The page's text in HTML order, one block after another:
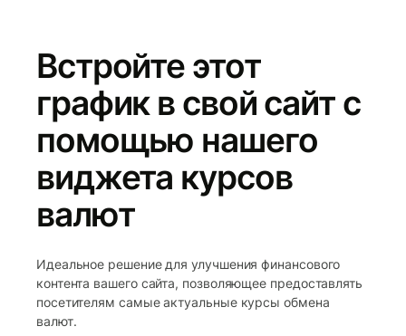
Встройте этот
график в свой сайт с
помощью нашего
виджета курсов
валют
Идеальное решение для улучшения финансового
контента вашего сайта, позволяющее предоставлять
посетителям самые актуальные курсы обмена
валют.